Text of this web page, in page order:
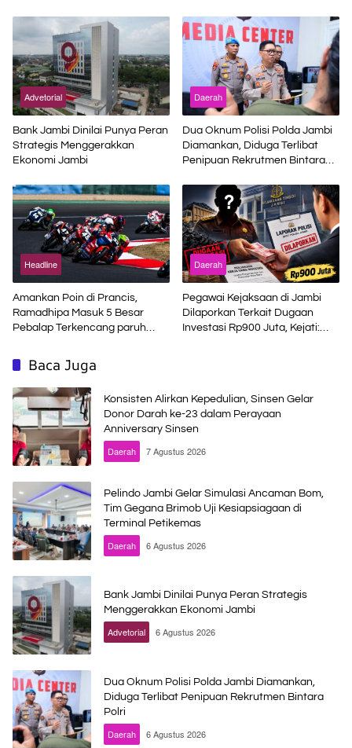
Advetorial
Bank Jambi Dinilai Punya Peran
Strategis Menggerakkan
Ekonomi Jambi
Daerah
Dua Oknum Polisi Polda Jambi
Diamankan, Diduga Terlibat
Penipuan Rekrutmen Bintara
Headline
Amankan Poin di Prancis,
Ramadhipa Masuk 5 Besar
Pebalap Terkencang paruh
Daerah
Pegawai Kejaksaan di Jambi
Dilaporkan Terkait Dugaan
Investasi Rp900 Juta, Kejati:
Baca Juga
Konsisten Alirkan Kepedulian, Sinsen Gelar
Donor Darah ke-23 dalam Perayaan
Anniversary Sinsen
Daerah 7 Agustus 2026
Pelindo Jambi Gelar Simulasi Ancaman Bom,
Tim Gegana Brimob Uji Kesiapsiagaan di
Terminal Petikemas
Daerah 6 Agustus 2026
Bank Jambi Dinilai Punya Peran Strategis
Menggerakkan Ekonomi Jambi
Advetorial 6 Agustus 2026
Dua Oknum Polisi Polda Jambi Diamankan,
Diduga Terlibat Penipuan Rekrutmen Bintara
Polri
Daerah 6 Agustus 2026